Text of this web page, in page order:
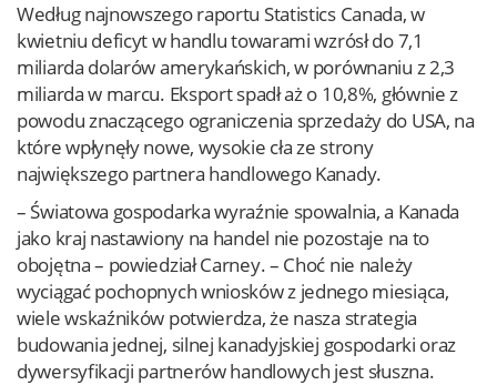
Według najnowszego raportu Statistics Canada, w
kwietniu deficyt w handlu towarami wzrósł do 7,1
miliarda dolarów amerykańskich, w porównaniu z 2,3
miliarda w marcu. Eksport spadł aż o 10,8%, głównie z
powodu znaczącego ograniczenia sprzedaży do USA, na
które wpłynęły nowe, wysokie cła ze strony
największego partnera handlowego Kanady.
– Światowa gospodarka wyraźnie spowalnia, a Kanada
jako kraj nastawiony na handel nie pozostaje na to
obojętna – powiedział Carney. – Choć nie należy
wyciągać pochopnych wniosków z jednego miesiąca,
wiele wskaźników potwierdza, że nasza strategia
budowania jednej, silnej kanadyjskiej gospodarki oraz
dywersyfikacji partnerów handlowych jest słuszna.